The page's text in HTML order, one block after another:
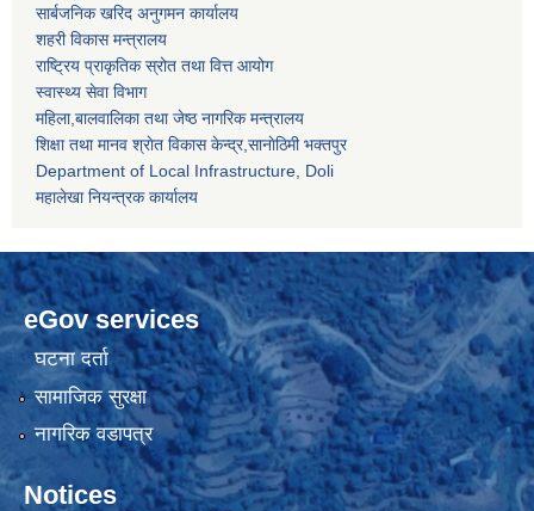
सार्बजनिक खरिद अनुगमन कार्यालय
शहरी विकास मन्त्रालय
राष्ट्रिय प्राकृतिक स्रोत तथा वित्त आयोग
स्वास्थ्य सेवा विभाग
महिला,बालवालिका तथा जेष्ठ नागरिक मन्त्रालय
शिक्षा तथा मानव श्राेत विकास केन्द्र,सानाेठिमी भक्तपुर
Department of Local Infrastructure, Doli
महालेखा नियन्त्रक कार्यालय
eGov services
घटना दर्ता
सामाजिक सुरक्षा
नागरिक वडापत्र
Notices